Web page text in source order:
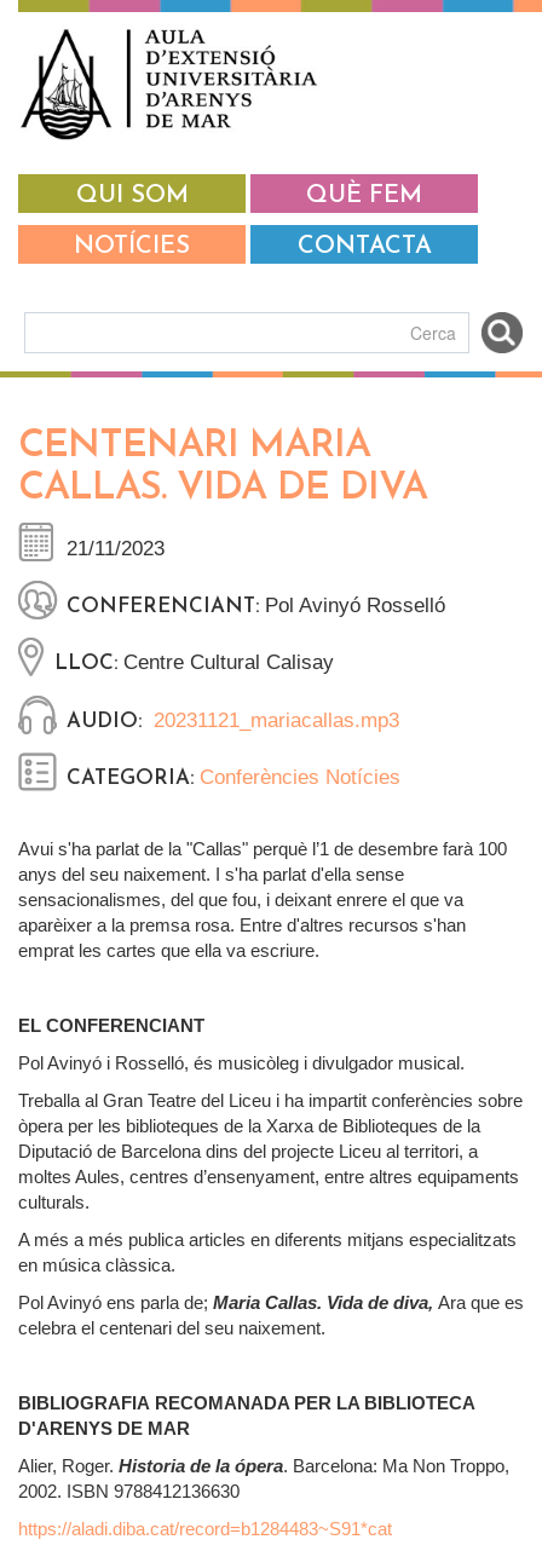
Vés al contingut
QUI SOM QUÈ FEM
NOTÍCIES CONTACTA
Formulari de cerca
CENTENARI MARIA
CALLAS. VIDA DE DIVA
21/11/2023
CONFERENCIANT: Pol Avinyó Rosselló
LLOC: Centre Cultural Calisay
AUDIO: 20231121_mariacallas.mp3
CATEGORIA: Conferències Notícies
Avui s'ha parlat de la "Callas" perquè l’1 de desembre farà 100
anys del seu naixement. I s'ha parlat d'ella sense
sensacionalismes, del que fou, i deixant enrere el que va
aparèixer a la premsa rosa. Entre d'altres recursos s'han
emprat les cartes que ella va escriure.
EL CONFERENCIANT
Pol Avinyó i Rosselló, és musicòleg i divulgador musical.
Treballa al Gran Teatre del Liceu i ha impartit conferències sobre
òpera per les biblioteques de la Xarxa de Biblioteques de la
Diputació de Barcelona dins del projecte Liceu al territori, a
moltes Aules, centres d’ensenyament, entre altres equipaments
culturals.
A més a més publica articles en diferents mitjans especialitzats
en música clàssica.
Pol Avinyó ens parla de; Maria Callas. Vida de diva, Ara que es
celebra el centenari del seu naixement.
BIBLIOGRAFIA RECOMANADA PER LA BIBLIOTECA
D'ARENYS DE MAR
Alier, Roger. Historia de la ópera. Barcelona: Ma Non Troppo,
2002. ISBN 9788412136630
https://aladi.diba.cat/record=b1284483~S91*cat